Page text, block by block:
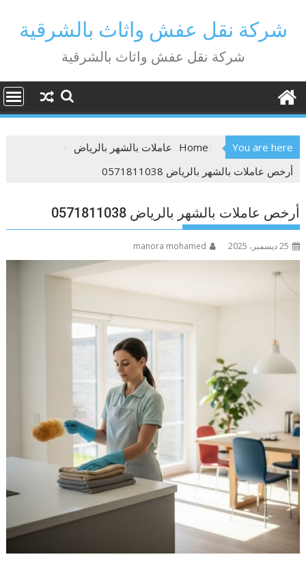
contentشركة نقل عفش واثاث بالشرقية
شركة نقل عفش واثاث بالشرقية
You are here
Home عاملات بالشهر بالرياض
أرخص عاملات بالشهر بالرياض 0571811038
أرخص عاملات بالشهر بالرياض 0571811038
25 ديسمبر، 2025 manora mohamed